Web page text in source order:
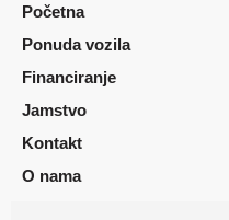
Početna
Ponuda vozila
Financiranje
Jamstvo
Kontakt
O nama